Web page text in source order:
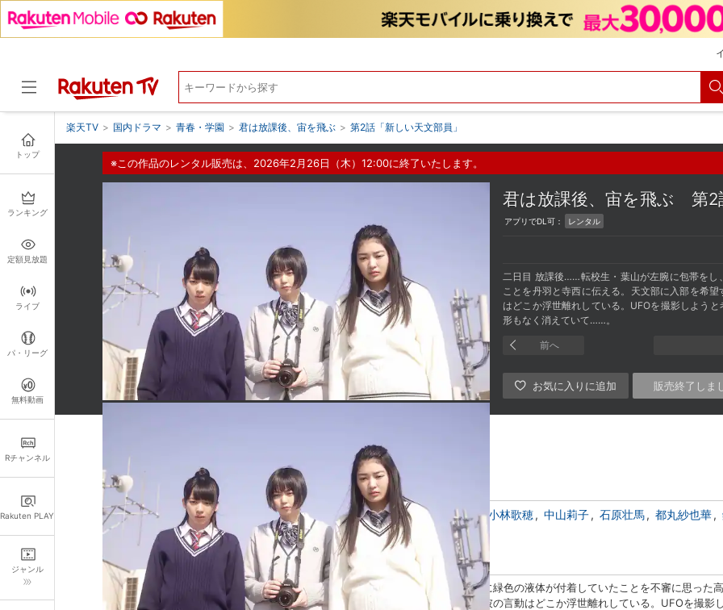
トップ
ランキング
定額見放題
ライブ
パ・リーグ
無料動画
Rチャンネル
Rakuten PLAY
ジャンル
楽天TV > 国内ドラマ > 青春・学園 > 君は放課後、宙を飛ぶ > 第2話「新しい天文部員」
※この作品のレンタル販売は、2026年2月26日（木）12:00に終了いたします。
君は放課後、宙を飛ぶ 第2
アプリでDL可： レンタル
二日目 放課後……転校生・葉山が左腕に包帯を
ことを丹羽と寺西に伝える。天文部に入部を希
はどこか浮世離れしている。UFOを撮影しよう
形もなく消えていて……。
前へ
販売終了しま
詳細情報
キャスト・スタッフ
真山りか 安本彩花 星名美怜 柏木ひなた 小林歌穂 中山莉子 石原壮馬 都丸紗也華
脚本：徳尾浩司
あらすじ
二日目 放課後……転校生・葉山が左腕に包帯をし、そこに緑色の液体が付着していたことを不審に思った
葉山は、顧問の柿沼と共に部室（ぶしつ）を訪れるが、彼の言動はどこか浮世離れしている。UFOを撮